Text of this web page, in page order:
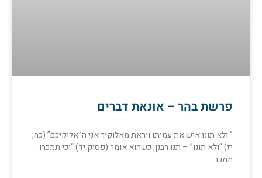
פרשת בהר – אונאת דברים
” ולא תונו איש את עמיתו ויראת מאלוקיך אני ה’ אלוקיכם” (כה,
יז) “ולא תונו” – תנו רבנן, כשהוא אומר (פסוק יד) “וכי תמכרו
ממכר